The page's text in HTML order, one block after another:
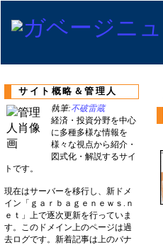
サイト概略＆管理人
執筆:不破雷蔵
経済・投資分野を中心
に多種多様な情報を
様々な視点から紹介・
図式化・解説するサイ
トです。
現在はサーバーを移行し、新ドメ
イン「ｇａｒｂａｇｅｎｅｗｓ.ｎ
ｅｔ」上で逐次更新を行っていま
す。このドメイン上のページは過
去ログです。新着記事は上のバナ